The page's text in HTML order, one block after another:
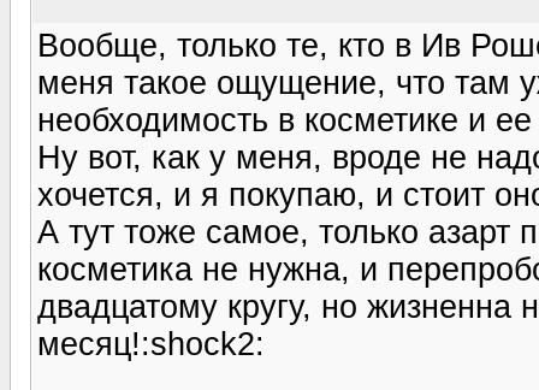
Вообще, только те, кто в Ив
меня такое ощущение, что там
необходимость в косметике и
Ну вот, как у меня, вроде не
хочется, и я покупаю, и стоит
А тут тоже самое, только
косметика не нужна, и
двадцатому кругу, но жизненна
месяц!:shock2: